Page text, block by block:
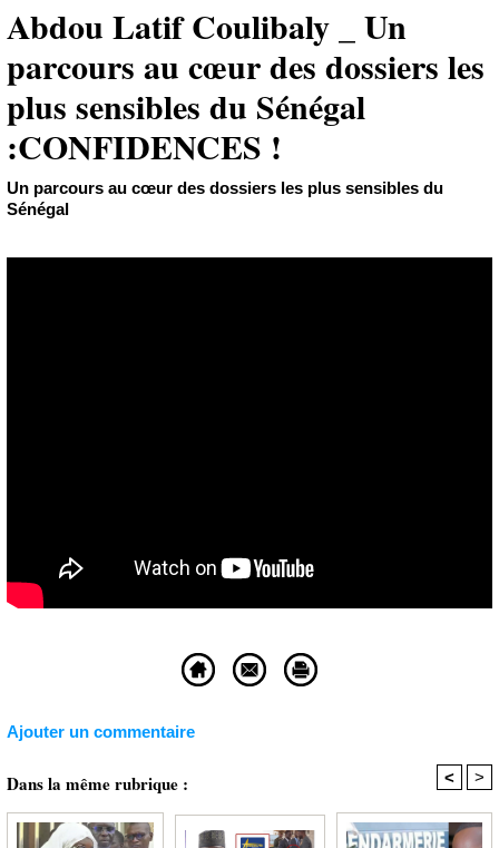
Abdou Latif Coulibaly _ Un
parcours au cœur des dossiers les
plus sensibles du Sénégal
:CONFIDENCES !
Un parcours au cœur des dossiers les plus sensibles du
Sénégal
Ajouter un commentaire
Dans la même rubrique : < >